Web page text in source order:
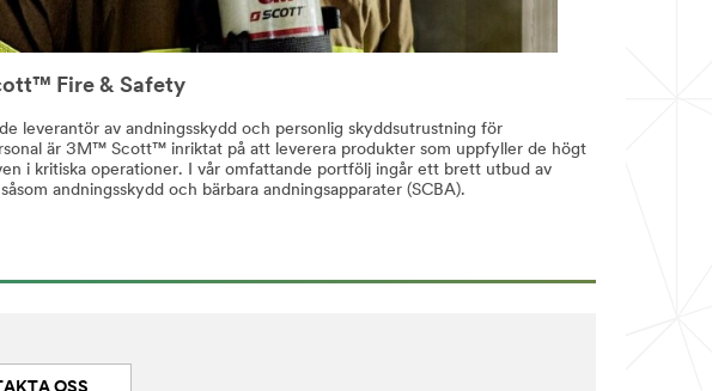
Fire & Safety
leverantör av andningsskydd och personlig skyddsutrustning för
är 3M™ Scott™ inriktat på att leverera produkter som uppfyller de högt
i kritiska operationer. I vår omfattande portfölj ingår ett brett utbud av
andningsskydd och bärbara andningsapparater (SCBA).